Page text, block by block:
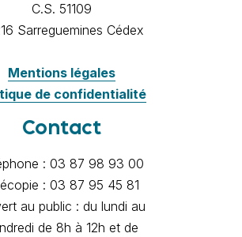
C.S. 51109
Sarreguemines Cédex
Mentions légales
de confidentialité
Contact
: 03 87 98 93 00
: 03 87 95 45 81
au public : du lundi au
de 8h à 12h et de